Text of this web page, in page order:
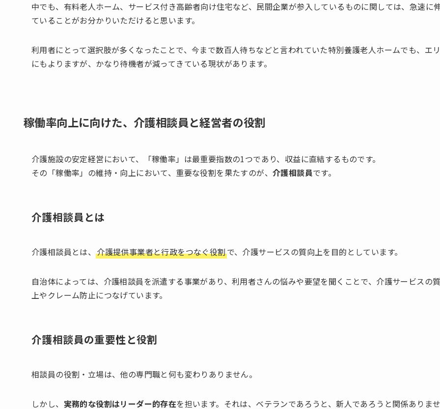
中でも、有料老人ホーム、サービス付き高齢者向け住宅など、民間企業が参入しているものに関しては、急速に
ていることがお分かりいただけると思います。
利用者にとって選択肢が多くなったことで、今まで数百人待ちなどと言われていた特別養護老人ホームでも、エ
にもよりますが、かなり待機者が減ってきている現状があります。
稼働率向上に向けた、介護相談員と経営者の役割
介護施設の安定経営において、「稼働率」は最重要指数の1つであり、収益に直結するものです。
その「稼働率」の維持・向上において、重要な役割を果たすのが、 介護相談員です。
介護相談員とは
介護相談員とは、介護提供事業者と行政をつなぐ役割で、介護サービスの質向上を目的としています。
自治体によっては、介護相談員を派遣する事業があり、利用者さんの悩みや要望を聞くことで、介護サービスの
上やクレーム防止につなげています。
介護相談員の重要性と役割
相談員の役割・立場は、他の専門職と何も変わりありません。
しかし、 実務的な役割はリーダー的存在を担います。それは、ベテランであろうと、新人であろうと関係ありま